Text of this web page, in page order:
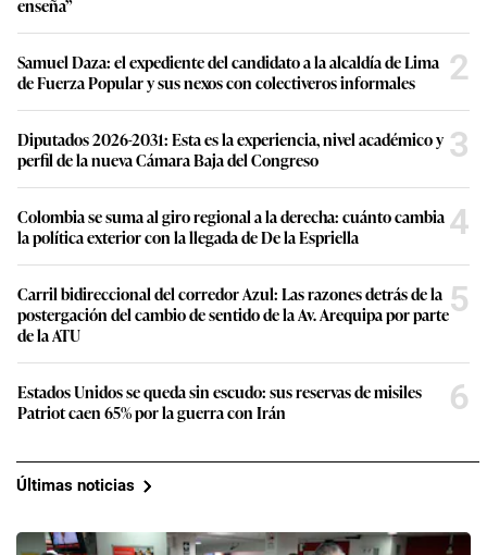
Samuel Daza: el expediente del candidato a la alcaldía de Lima
de Fuerza Popular y sus nexos con colectiveros informales
2
Diputados 2026-2031: Esta es la experiencia, nivel académico y
perfil de la nueva Cámara Baja del Congreso
3
Colombia se suma al giro regional a la derecha: cuánto cambia
la política exterior con la llegada de De la Espriella
4
Carril bidireccional del corredor Azul: Las razones detrás de la
postergación del cambio de sentido de la Av. Arequipa por parte
de la ATU
5
Estados Unidos se queda sin escudo: sus reservas de misiles
Patriot caen 65% por la guerra con Irán
6
Últimas noticias